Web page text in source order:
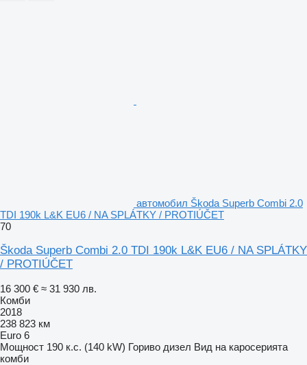
автомобил Škoda Superb Combi 2.0
TDI 190k L&K EU6 / NA SPLÁTKY / PROTIÚČET
70
Škoda Superb Combi 2.0 TDI 190k L&K EU6 / NA SPLÁTKY
/ PROTIÚČET
16 300 € ≈ 31 930 лв.
Комби
2018
238 823 км
Euro 6
Мощност 190 к.с. (140 kW) Гориво дизел Вид на каросерията
комби